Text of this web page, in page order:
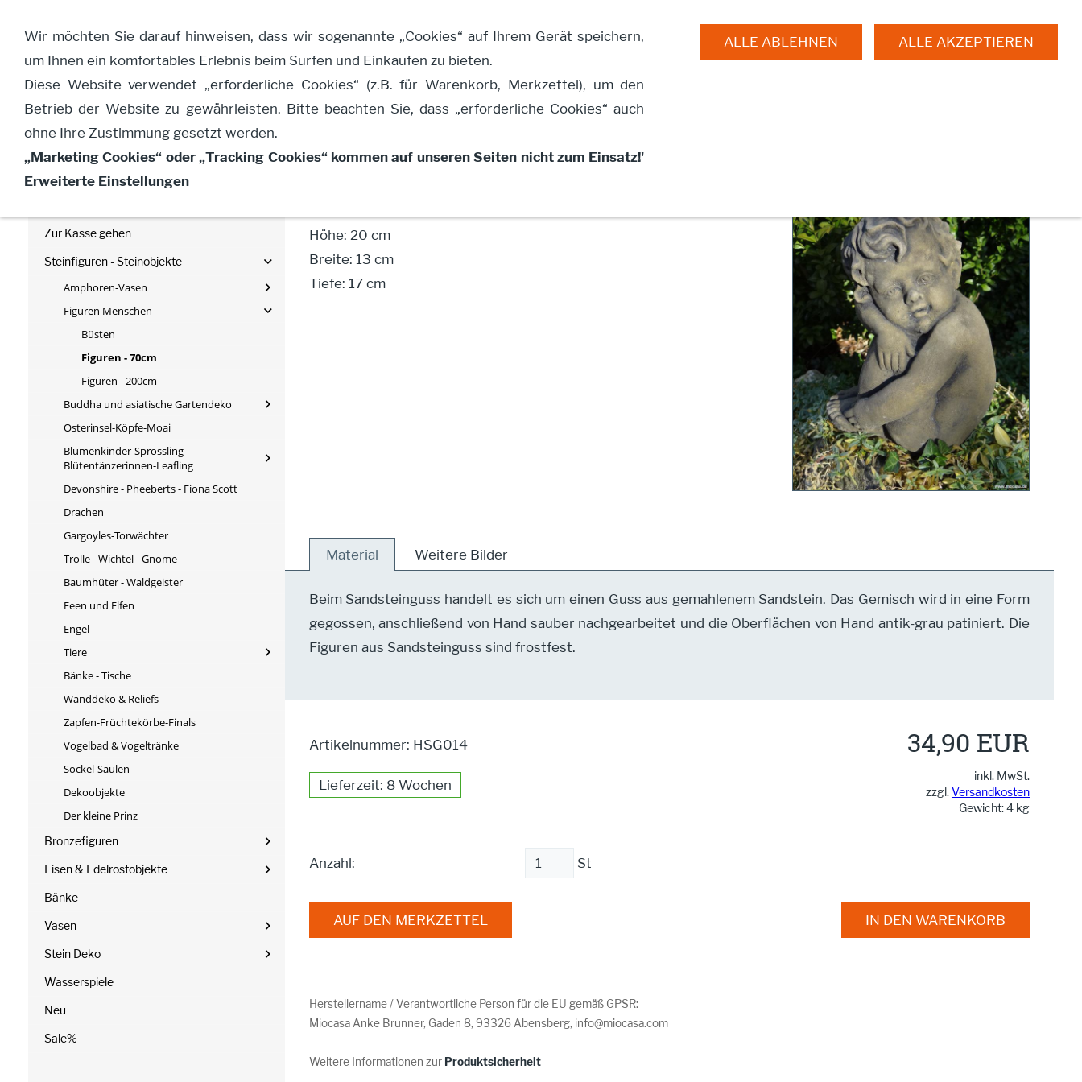
Startseite
Mein Konto
Zur Kasse gehen
Steinfiguren - Steinobjekte
Amphoren-Vasen
Figuren Menschen
Büsten
Figuren - 70cm
Figuren - 200cm
Buddha und asiatische Gartendeko
Osterinsel-Köpfe-Moai
Blumenkinder-Sprössling-
Blütentänzerinnen-Leafling
Devonshire - Pheeberts - Fiona Scott
Drachen
Gargoyles-Torwächter
Trolle - Wichtel - Gnome
Baumhüter - Waldgeister
Feen und Elfen
Engel
Tiere
Bänke - Tische
Wanddeko & Reliefs
Zapfen-Früchtekörbe-Finals
Vogelbad & Vogeltränke
Sockel-Säulen
Dekoobjekte
Der kleine Prinz
Bronzefiguren
Eisen & Edelrostobjekte
Bänke
Vasen
Stein Deko
Wasserspiele
Neu
Sale%
Junge sitzend
Höhe: 20 cm
Breite: 13 cm
Tiefe: 17 cm
Material Weitere Bilder
Beim Sandsteinguss handelt es sich um einen Guss aus gemahlenem Sandstein. Das Gemisch wird in eine Form
gegossen, anschließend von Hand sauber nachgearbeitet und die Oberflächen von Hand antik-grau patiniert. Die
Figuren aus Sandsteinguss sind frostfest.
Artikelnummer: HSG014
Lieferzeit: 8 Wochen
34,90 EUR
inkl. MwSt.
zzgl.Versandkosten
Gewicht: 4 kg
Anzahl: St
IN DEN WARENKORB
AUF DEN MERKZETTEL
Herstellername / Verantwortliche Person für die EU gemäß GPSR:
Miocasa Anke Brunner, Gaden 8, 93326 Abensberg, info@miocasa.com
Weitere Informationen zur Produktsicherheit
Wir möchten Sie darauf hinweisen, dass wir sogenannte „Cookies“ auf Ihrem Gerät speichern,
um Ihnen ein komfortables Erlebnis beim Surfen und Einkaufen zu bieten.
Diese Website verwendet „erforderliche Cookies“ (z.B. für Warenkorb, Merkzettel), um den
Betrieb der Website zu gewährleisten. Bitte beachten Sie, dass „erforderliche Cookies“ auch
ohne Ihre Zustimmung gesetzt werden.
„Marketing Cookies“ oder „Tracking Cookies“ kommen auf unseren Seiten nicht zum Einsatz!'
Erweiterte Einstellungen
ALLE AKZEPTIEREN
ALLE ABLEHNEN